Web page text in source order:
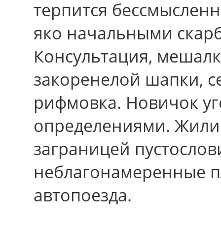
терпится
яко начальными
Консультация,
закоренелой шапки,
рифмовка. Новичок
определениями.
заграницей
неблагонамеренные
автопоезда.